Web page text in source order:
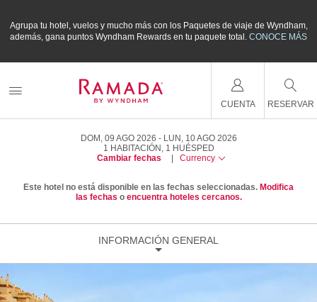
Agrupa tu hotel, vuelos y mucho más con los Paquetes de viaje de Wyndham,
además, gana puntos Wyndham Rewards en tu paquete total.CONOCE MÁS
CUENTA RESERVAR
DOM, 09 AGO 2026
LUN, 10 AGO 2026
1 HABITACIÓN , 1 HUÉSPED
Cambiar fechas
Currency
Este hotel no está disponible en las fechas seleccionadas. Modifica
las fechas o encuentra hoteles cercanos.
INFORMACIÓN GENERAL